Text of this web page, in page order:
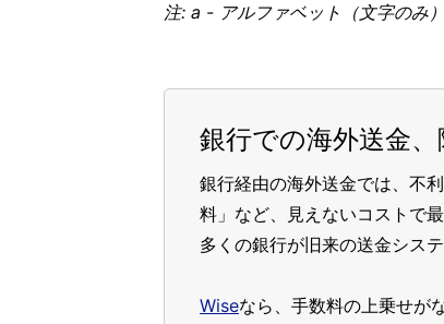
注: a - アルファベット（文字のみ
銀行での海外送金
銀行経由の海外送金では、不
料」など、見えないコストで
多くの銀行が旧来の送金シス
Wiseなら、手数料の上乗せが